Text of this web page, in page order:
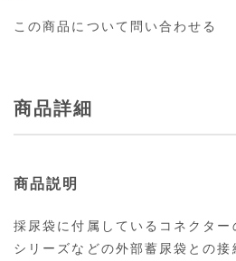
この商品について問い合わせる
商品詳細
商品説明
採尿袋に付属しているコネクター
シリーズなどの外部蓄尿袋との接